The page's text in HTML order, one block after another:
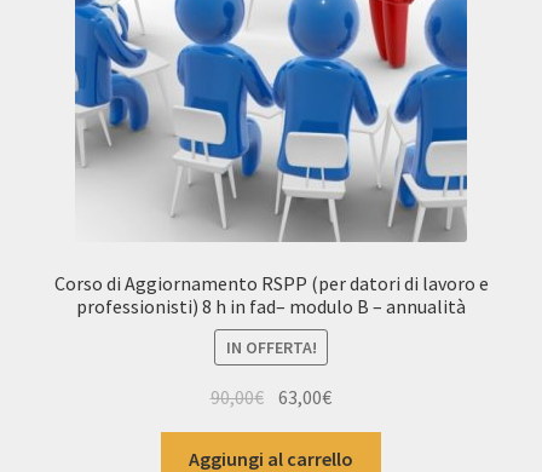
Corso di Aggiornamento RSPP (per datori di lavoro e
professionisti) 8 h in fad– modulo B – annualità
IN OFFERTA!
90,00€
originale
63,00€Il
attuale
Aggiungi al carrello